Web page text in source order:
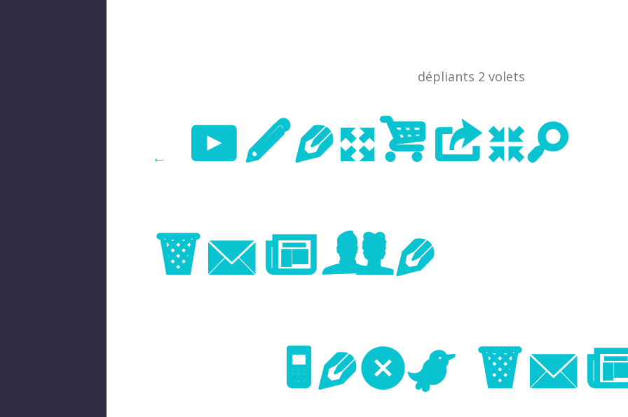
dépliants 2 volets
←
Previous
Image
Next